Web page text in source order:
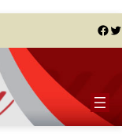
Facebook Twitter